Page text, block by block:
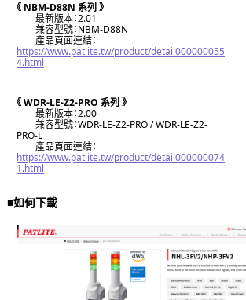
《 NBM-D88N 系列 》
最新版本：2.01
兼容型號：NBM-D88N
產品頁面連結：
https://www.patlite.tw/product/detail000000055
4.html
《 WDR-LE-Z2-PRO 系列 》
最新版本：2.00
兼容型號：WDR-LE-Z2-PRO / WDR-LE-Z2-
PRO-L
產品頁面連結：
https://www.patlite.tw/product/detail000000074
1.html
■如何下載